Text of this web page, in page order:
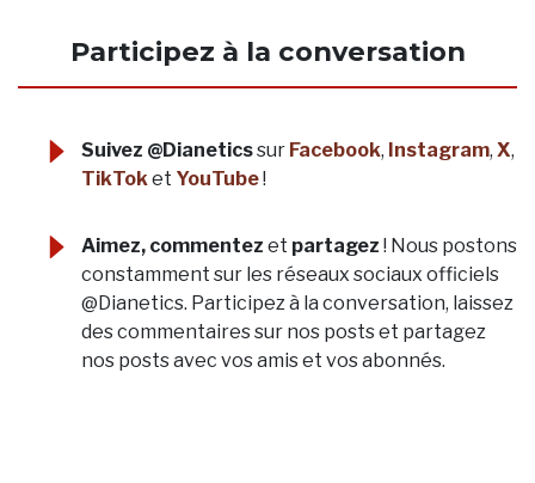
Participez à la conversation
Suivez @Dianeticssur Facebook, Instagram, X,
TikToket YouTube!
Aimez, commentez et partagez ! Nous postons
constamment sur les réseaux sociaux officiels
@Dianetics. Participez à la conversation, laissez
des commentaires sur nos posts et partagez
nos posts avec vos amis et vos abonnés.